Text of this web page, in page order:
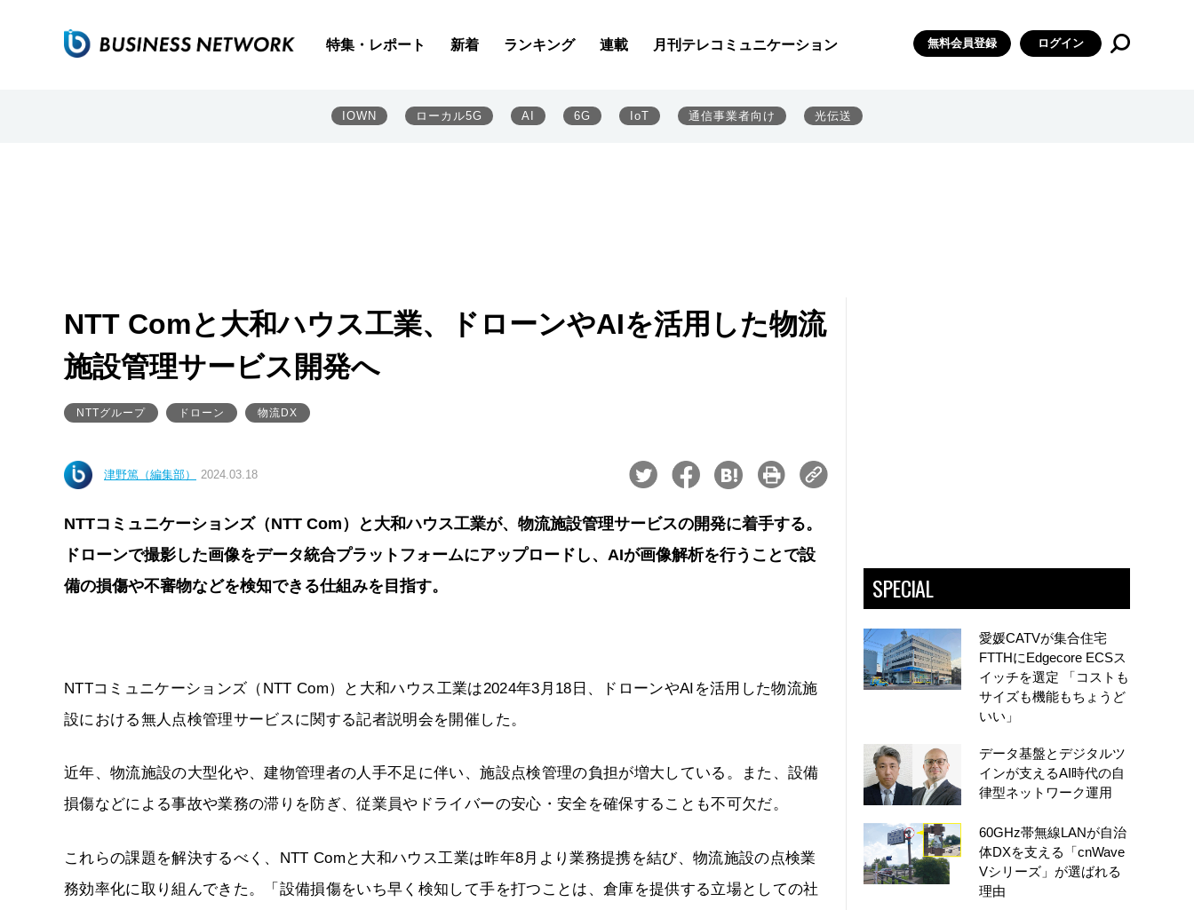
特集・レポート 新着 ランキング 連載 月刊テレコミュニケーション 無料会員登録 ログイン
IOWN ローカル5G AI 6G IoT 通信事業者向け 光伝送
NTT Comと大和ハウス工業、ドローンやAIを活用した物流
施設管理サービス開発へ
NTTグループ ドローン 物流DX
津野篤（編集部） 2024.03.18
NTTコミュニケーションズ（NTT Com）と大和ハウス工業が、物流施設管理サービスの開発に着手する。
ドローンで撮影した画像をデータ統合プラットフォームにアップロードし、AIが画像解析を行うことで設
備の損傷や不審物などを検知できる仕組みを目指す。
NTTコミュニケーションズ（NTT Com）と大和ハウス工業は2024年3月18日、ドローンやAIを活用した物流施
設における無人点検管理サービスに関する記者説明会を開催した。
近年、物流施設の大型化や、建物管理者の人手不足に伴い、施設点検管理の負担が増大している。また、設備
損傷などによる事故や業務の滞りを防ぎ、従業員やドライバーの安心・安全を確保することも不可欠だ。
これらの課題を解決するべく、NTT Comと大和ハウス工業は昨年8月より業務提携を結び、物流施設の点検業
務効率化に取り組んできた。「設備損傷をいち早く検知して手を打つことは、倉庫を提供する立場としての社
SPECIAL
愛媛CATVが集合住宅
FTTHにEdgecore ECSス
イッチを選定 「コストも
サイズも機能もちょうど
いい」
データ基盤とデジタルツ
インが支えるAI時代の自
律型ネットワーク運用
60GHz帯無線LANが自治
体DXを支える「cnWave
Vシリーズ」が選ばれる
理由